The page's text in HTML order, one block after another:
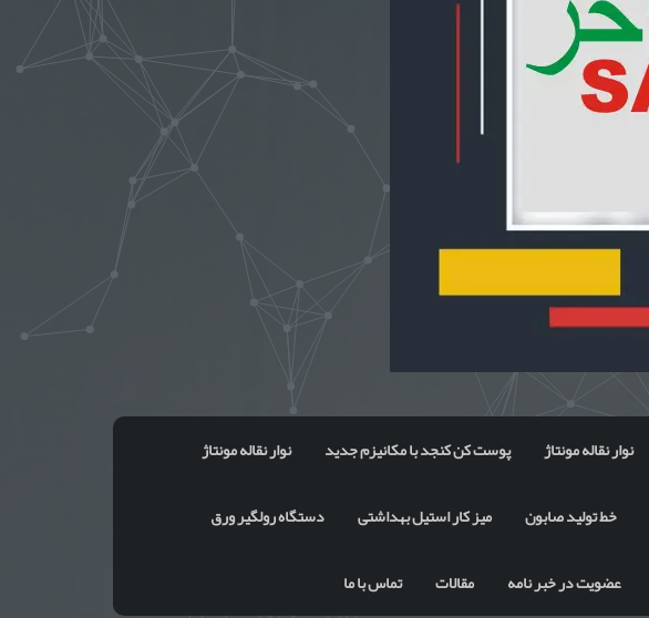
نوار نقاله مونتاژ پوست کن کنجد با مکانیزم جدید نوار نقاله مونتاژ
خط تولید صابون میز کار استیل بهداشتی دستگاه رولگیر ورق
عضویت در خبر نامه مقالات تماس با ما